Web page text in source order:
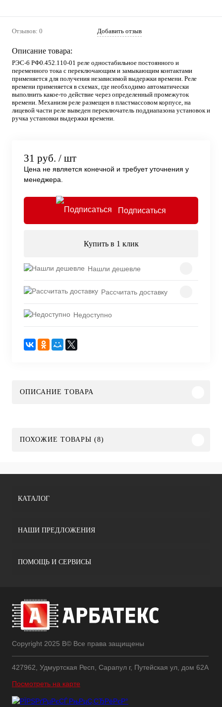
Отзывов: 0 Добавить отзыв
Описание товара:
РЭС-6 РФ0.452.110-01 реле одностабильное постоянного и
переменного тока с переключающим и замыкающим контактами
применяется для получения независимой выдержки времени. Реле
времени применяется в схемах, где необходимо автоматически
выполнить какое-то действие через определенный промежуток
времени. Механизм реле размещен в пластмассовом корпусе, на
лицевой части реле выведен переключатель поддиапазона установок и
ручка установки выдержки времени.
31 руб. / шт
Цена не является конечной и требует уточнения у
менеджера.
Подписаться
Купить в 1 клик
Нашли дешевле
Рассчитать доставку
Недоступно
ОПИСАНИЕ ТОВАРА
ПОХОЖИЕ ТОВАРЫ (8)
КАТАЛОГ
НАШИ ПРЕДЛОЖЕНИЯ
ПОМОЩЬ И СЕРВИСЫ
Copyright 2025 В© Все права защищены
427962, Удмуртская Респ, Сарапул г, Путейская ул, дом 62А
Посмотреть на карте